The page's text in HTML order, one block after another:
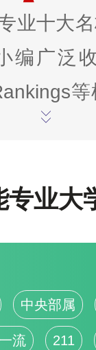
业十大
编广泛
社会知
誉、公
分析研
据、云
单由大
专业大
中央部属
流 211